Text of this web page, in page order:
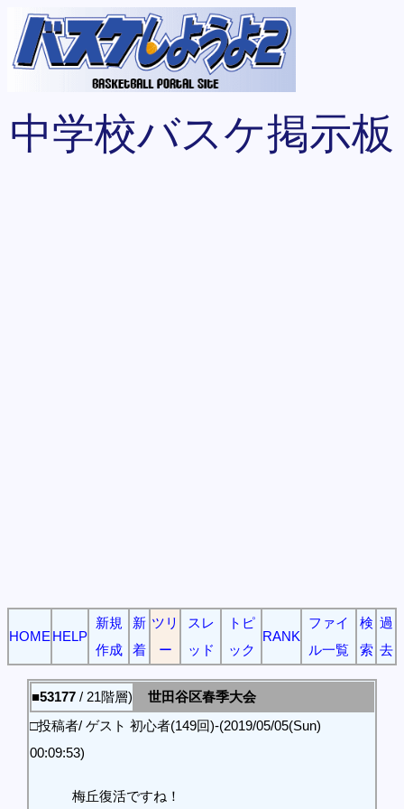
中学校バスケ掲示板
HOME HELP
新規
作成
新
着
ツリ
ー
スレ
ッド
トピ
ック
RANK
ファイ
ル一覧
検
索
過
去
■53177 / 21階層)
世田谷区春季大会
□投稿者/ ゲスト 初心者(149回)-(2019/05/05(Sun)
00:09:53)
梅丘復活ですね！